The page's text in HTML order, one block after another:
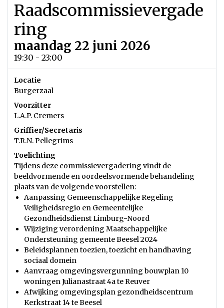
Raadscommissievergade
ring
maandag 22 juni 2026
19:30 - 23:00
Locatie
Burgerzaal
Voorzitter
L.A.P. Cremers
Griffier/Secretaris
T.R.N. Pellegrims
Toelichting
Tijdens deze commissievergadering vindt de
beeldvormende en oordeelsvormende behandeling
plaats van de volgende voorstellen:
Aanpassing Gemeenschappelijke Regeling
Veiligheidsregio en Gemeentelijke
Gezondheidsdienst Limburg-Noord
Wijziging verordening Maatschappelijke
Ondersteuning gemeente Beesel 2024
Beleidsplannen toezien, toezicht en handhaving
sociaal domein
Aanvraag omgevingsvergunning bouwplan 10
woningen Julianastraat 4a te Reuver
Afwijking omgevingsplan gezondheidscentrum
Kerkstraat 14 te Beesel